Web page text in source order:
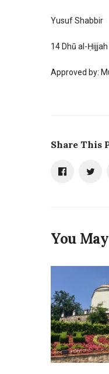
Yusuf Shabbir
14 Dhū al-
Approved by:
Share This
You